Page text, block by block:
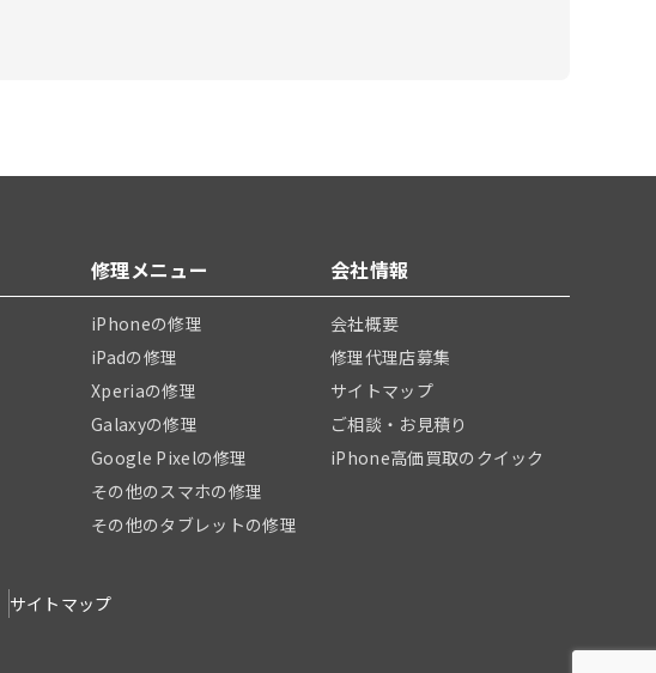
修理メニュー
iPhoneの修理
iPadの修理
Xperiaの修理
Galaxyの修理
Google Pixelの修理
その他のスマホの修理
その他のタブレットの修理
会社情報
会社概要
修理代理店募集
サイトマップ
ご相談・お見積り
iPhone高価買取のクイック
サイトマップ